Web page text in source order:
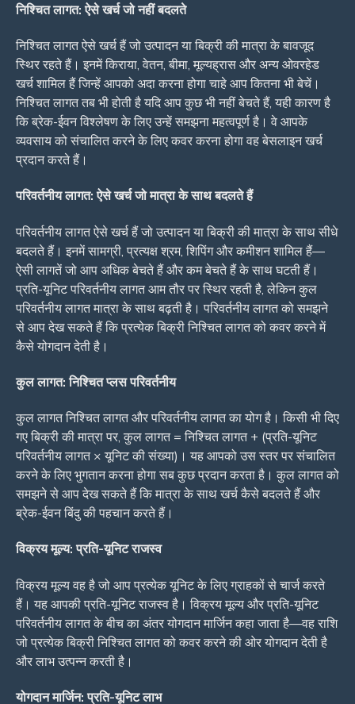
निश्चित लागत: ऐसे खर्च जो नहीं बदलते
निश्चित लागत ऐसे खर्च हैं जो उत्पादन या बिक्री की मात्रा के बावजूद
स्थिर रहते हैं। इनमें किराया, वेतन, बीमा, मूल्यह्रास और अन्य ओवरहेड
खर्च शामिल हैं जिन्हें आपको अदा करना होगा चाहे आप कितना भी बेचें।
निश्चित लागत तब भी होती है यदि आप कुछ भी नहीं बेचते हैं, यही कारण है
कि ब्रेक-ईवन विश्लेषण के लिए उन्हें समझना महत्वपूर्ण है। वे आपके
व्यवसाय को संचालित करने के लिए कवर करना होगा वह बेसलाइन खर्च
प्रदान करते हैं।
परिवर्तनीय लागत: ऐसे खर्च जो मात्रा के साथ बदलते हैं
परिवर्तनीय लागत ऐसे खर्च हैं जो उत्पादन या बिक्री की मात्रा के साथ सीधे
बदलते हैं। इनमें सामग्री, प्रत्यक्ष श्रम, शिपिंग और कमीशन शामिल हैं—
ऐसी लागतें जो आप अधिक बेचते हैं और कम बेचते हैं के साथ घटती हैं।
प्रति-यूनिट परिवर्तनीय लागत आम तौर पर स्थिर रहती है, लेकिन कुल
परिवर्तनीय लागत मात्रा के साथ बढ़ती है। परिवर्तनीय लागत को समझने
से आप देख सकते हैं कि प्रत्येक बिक्री निश्चित लागत को कवर करने में
कैसे योगदान देती है।
कुल लागत: निश्चित प्लस परिवर्तनीय
कुल लागत निश्चित लागत और परिवर्तनीय लागत का योग है। किसी भी दिए
गए बिक्री की मात्रा पर, कुल लागत = निश्चित लागत + (प्रति-यूनिट
परिवर्तनीय लागत × यूनिट की संख्या)। यह आपको उस स्तर पर संचालित
करने के लिए भुगतान करना होगा सब कुछ प्रदान करता है। कुल लागत को
समझने से आप देख सकते हैं कि मात्रा के साथ खर्च कैसे बदलते हैं और
ब्रेक-ईवन बिंदु की पहचान करते हैं।
विक्रय मूल्य: प्रति-यूनिट राजस्व
विक्रय मूल्य वह है जो आप प्रत्येक यूनिट के लिए ग्राहकों से चार्ज करते
हैं। यह आपकी प्रति-यूनिट राजस्व है। विक्रय मूल्य और प्रति-यूनिट
परिवर्तनीय लागत के बीच का अंतर योगदान मार्जिन कहा जाता है—वह राशि
जो प्रत्येक बिक्री निश्चित लागत को कवर करने की ओर योगदान देती है
और लाभ उत्पन्न करती है।
योगदान मार्जिन: प्रति-यूनिट लाभ